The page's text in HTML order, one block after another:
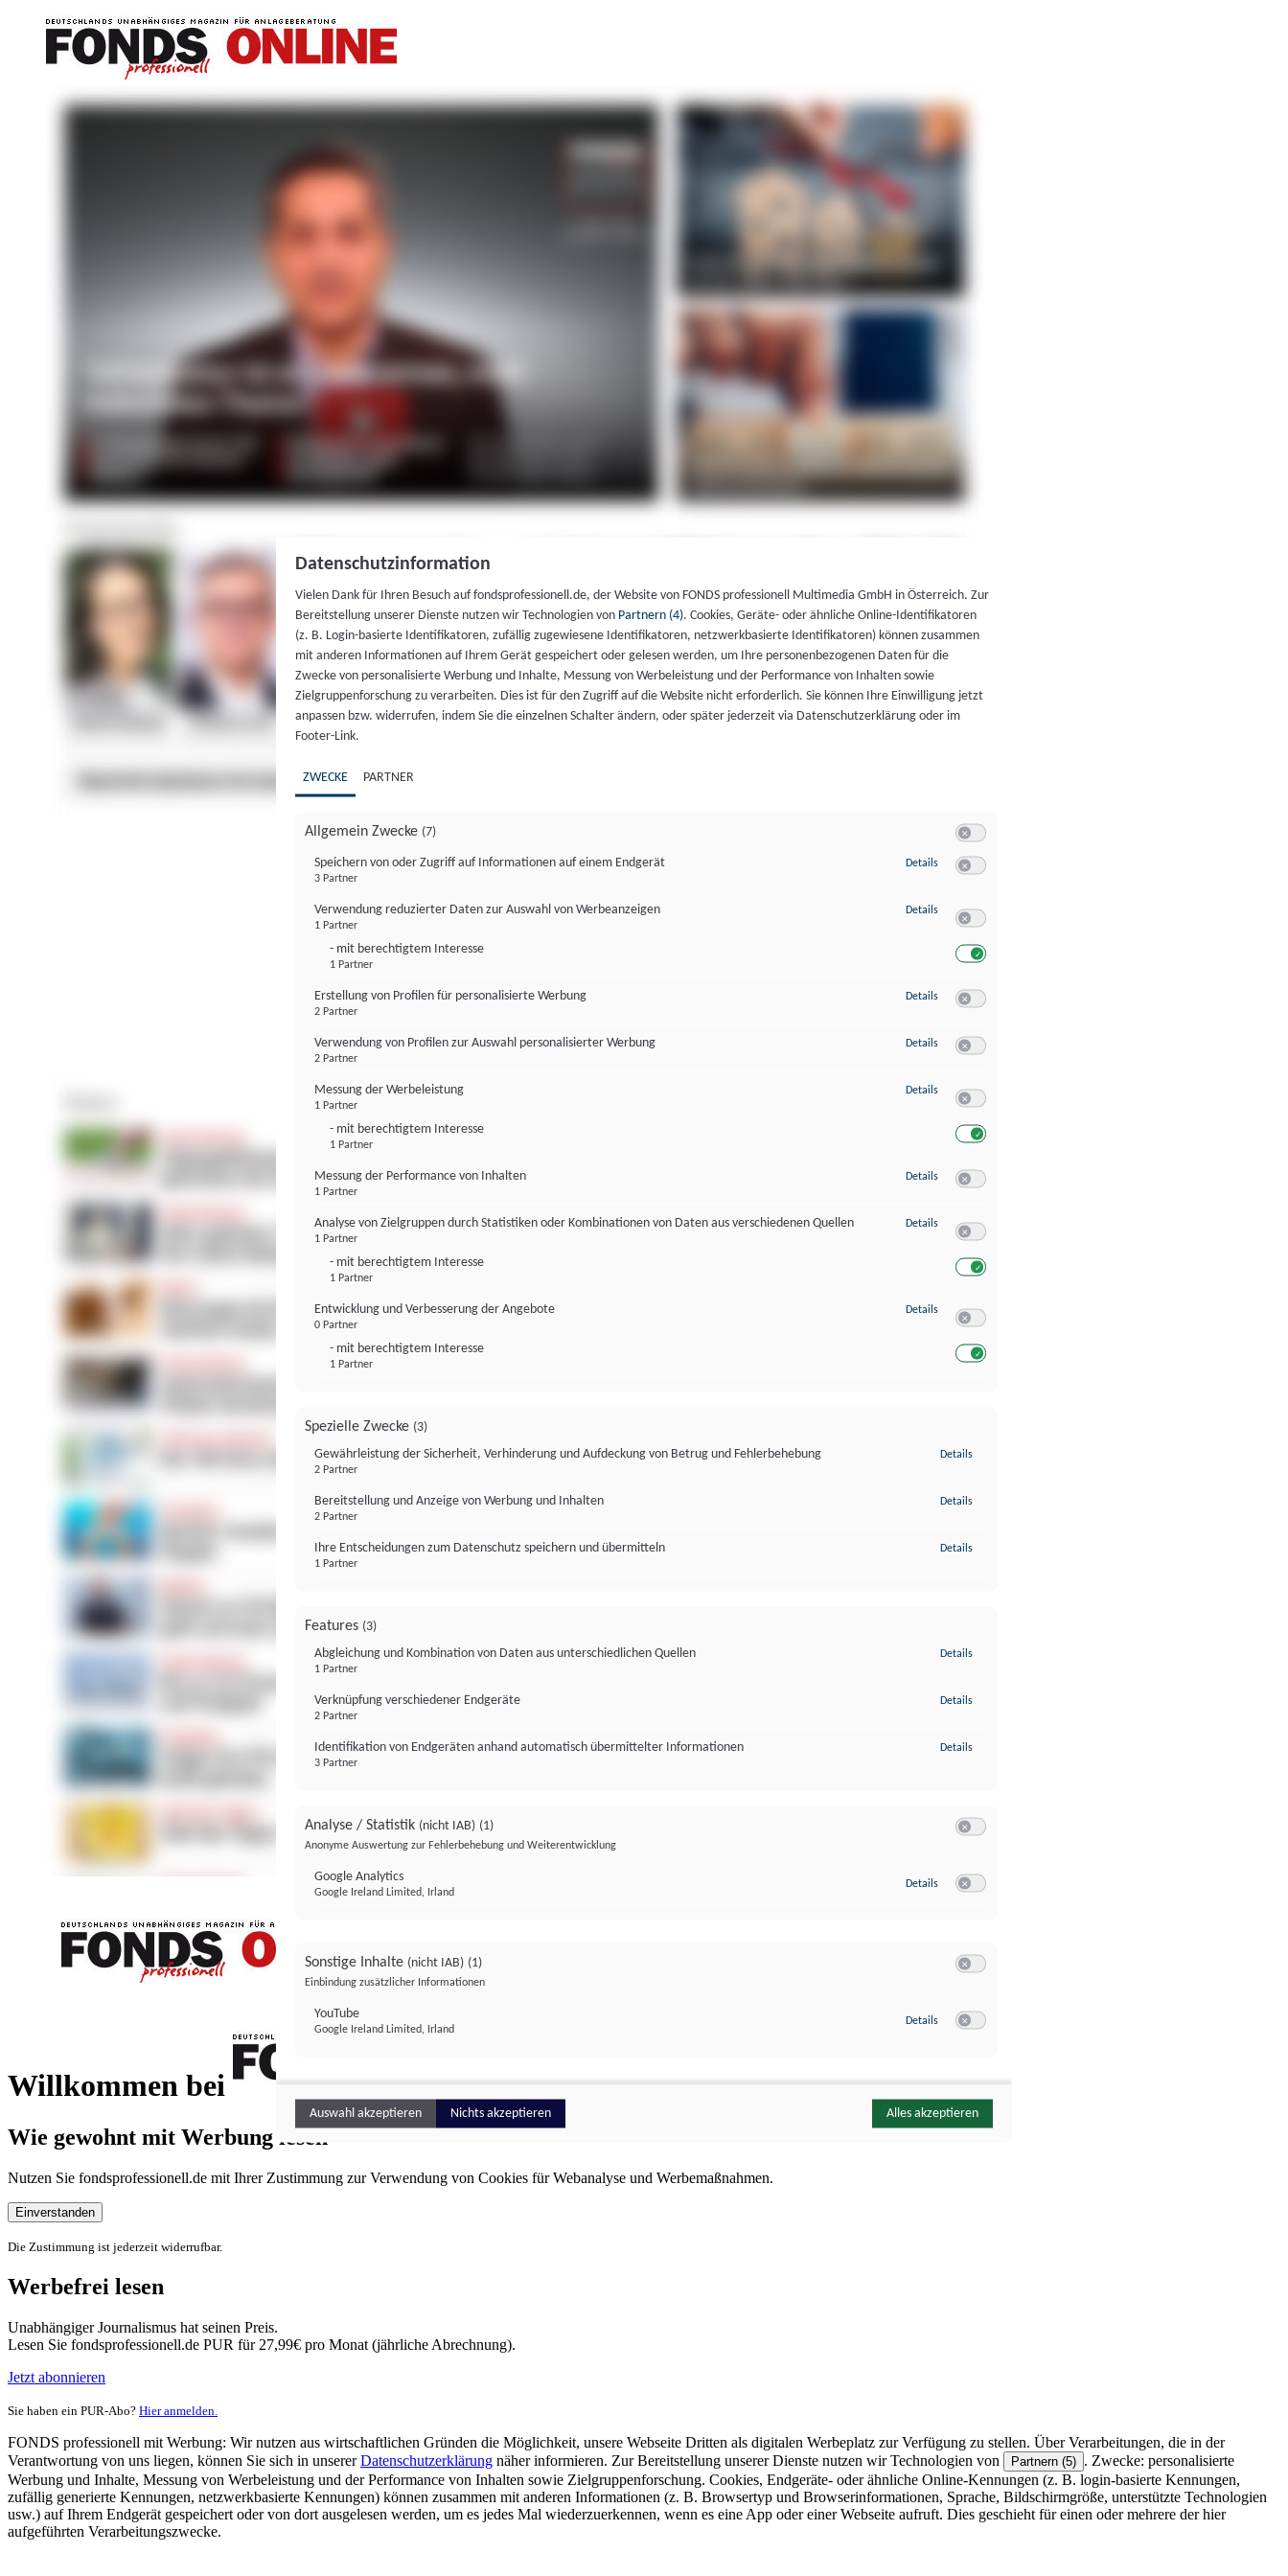
Willkommen bei
FONDS professionell
Wie gewohnt mit Werbung lesen
Nutzen Sie fondsprofessionell.de mit Ihrer Zustimmung zur Verwendung von Cookies für Webanalyse und Werbemaßnahmen.
Einverstanden
Die Zustimmung ist jederzeit widerrufbar.
Werbefrei lesen
Unabhängiger Journalismus hat seinen Preis.
Lesen Sie fondsprofessionell.de PUR für 27,99€ pro Monat (jährliche Abrechnung).
Jetzt abonnieren
Sie haben ein PUR-Abo? Hier anmelden.
FONDS professionell mit Werbung: Wir nutzen aus wirtschaftlichen Gründen die Möglichkeit, unsere Webseite Dritten als digitalen Werbeplatz zur Verfügung zu stellen. Über Verarbeitungen, die in der
Verantwortung von uns liegen, können Sie sich in unsererDatenschutzerklärung näher informieren. Zur Bereitstellung unserer Dienste nutzen wir Technologien von Partnern (5) . Zwecke: personalisierte
Werbung und Inhalte, Messung von Werbeleistung und der Performance von Inhalten sowie Zielgruppenforschung. Cookies, Endgeräte- oder ähnliche Online-Kennungen (z. B. login-basierte Kennungen,
zufällig generierte Kennungen, netzwerkbasierte Kennungen) können zusammen mit anderen Informationen (z. B. Browsertyp und Browserinformationen, Sprache, Bildschirmgröße, unterstützte Technologien
usw.) auf Ihrem Endgerät gespeichert oder von dort ausgelesen werden, um es jedes Mal wiederzuerkennen, wenn es eine App oder einer Webseite aufruft. Dies geschieht für einen oder mehrere der hier
aufgeführten Verarbeitungszwecke.
Datenschutzinformation
Vielen Dank für Ihren Besuch auf fondsprofessionell.de, der Website von FONDS professionell Multimedia GmbH in Österreich. Zur
Bereitstellung unserer Dienste nutzen wir Technologien von Partnern (4). Cookies, Geräte- oder ähnliche Online-Identifikatoren
(z. B. Login-basierte Identifikatoren, zufällig zugewiesene Identifikatoren, netzwerkbasierte Identifikatoren) können zusammen
mit anderen Informationen auf Ihrem Gerät gespeichert oder gelesen werden, um Ihre personenbezogenen Daten für die
Zwecke von personalisierte Werbung und Inhalte, Messung von Werbeleistung und der Performance von Inhalten sowie
Zielgruppenforschung zu verarbeiten. Dies ist für den Zugriff auf die Website nicht erforderlich. Sie können Ihre Einwilligung jetzt
anpassen bzw. widerrufen, indem Sie die einzelnen Schalter ändern, oder später jederzeit via Datenschutzerklärung oder im
Footer-Link.
ZWECKE PARTNER
Allgemein Zwecke (7)
Speichern von oder Zugriff auf Informationen auf einem Endgerät
3 Partner
Details zu Speichern von oder Zugriff auf Informationen auf einem Endgerät
Verwendung reduzierter Daten zur Auswahl von Werbeanzeigen
1 Partner
- mit berechtigtem Interesse
1 Partner
Details zu Verwendung reduzierter Daten zur Auswahl von Werbeanzeigen
Erstellung von Profilen für personalisierte Werbung
2 Partner
Details zu Erstellung von Profilen für personalisierte Werbung
Verwendung von Profilen zur Auswahl personalisierter Werbung
2 Partner
Details zu Verwendung von Profilen zur Auswahl personalisierter Werbung
Messung der Werbeleistung
1 Partner
- mit berechtigtem Interesse
1 Partner
Details zu Messung der Werbeleistung
Messung der Performance von Inhalten
1 Partner
Details zu Messung der Performance von Inhalten
Analyse von Zielgruppen durch Statistiken oder Kombinationen von Daten aus verschiedenen Quellen
1 Partner
- mit berechtigtem Interesse
1 Partner
Details zu Analyse von Zielgruppen durch Statistiken oder Kombinationen von
Entwicklung und Verbesserung der Angebote
0 Partner
- mit berechtigtem Interesse
1 Partner
Details zu Entwicklung und Verbesserung der Angebote
Spezielle Zwecke (3)
Gewährleistung der Sicherheit, Verhinderung und Aufdeckung von Betrug und Fehlerbehebung
2 Partner
Details
Bereitstellung und Anzeige von Werbung und Inhalten
2 Partner
Details
Ihre Entscheidungen zum Datenschutz speichern und übermitteln
1 Partner
Details
Features (3)
Abgleichung und Kombination von Daten aus unterschiedlichen Quellen
1 Partner
Details
Verknüpfung verschiedener Endgeräte
2 Partner
Details
Identifikation von Endgeräten anhand automatisch übermittelter Informationen
3 Partner
Details
Analyse / Statistik (nicht IAB) (1)
Anonyme Auswertung zur Fehlerbehebung und Weiterentwicklung
Google Analytics
Google Ireland Limited, Irland
Details zu Google Analytics
Sonstige Inhalte (nicht IAB) (1)
Einbindung zusätzlicher Informationen
YouTube
Google Ireland Limited, Irland
Details zu YouTube
Auswahl akzeptieren Nichts akzeptieren Alles akzeptieren